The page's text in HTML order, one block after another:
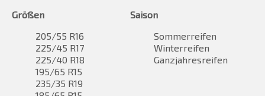
Größen
205/55 R16
225/45 R17
225/40 R18
195/65 R15
235/35 R19
Saison
Sommerreifen
Winterreifen
Ganzjahresreifen